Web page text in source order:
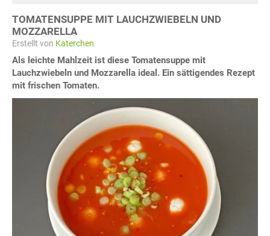
TOMATENSUPPE MIT LAUCHZWIEBELN UND
MOZZARELLA
Erstellt von Katerchen
Als leichte Mahlzeit ist diese Tomatensuppe mit
Lauchzwiebeln und Mozzarella ideal. Ein sättigendes Rezept
mit frischen Tomaten.